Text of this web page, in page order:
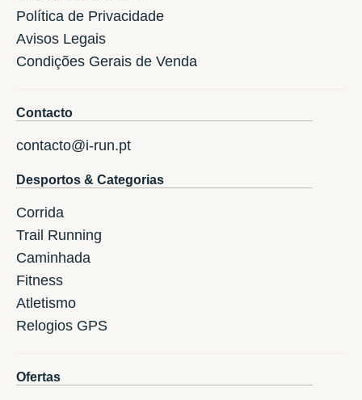
Política de Privacidade
Avisos Legais
Condições Gerais de Venda
Contacto
contacto@i-run.pt
Desportos & Categorias
Corrida
Trail Running
Caminhada
Fitness
Atletismo
Relogios GPS
Ofertas